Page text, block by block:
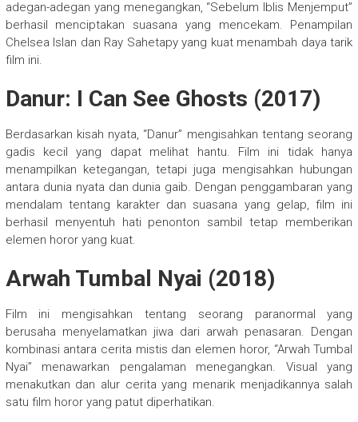
adegan-adegan yang menegangkan, “Sebelum Iblis Menjemput”
berhasil menciptakan suasana yang mencekam. Penampilan
Chelsea Islan dan Ray Sahetapy yang kuat menambah daya tarik
film ini.
Danur: I Can See Ghosts (2017)
Berdasarkan kisah nyata, “Danur” mengisahkan tentang seorang
gadis kecil yang dapat melihat hantu. Film ini tidak hanya
menampilkan ketegangan, tetapi juga mengisahkan hubungan
antara dunia nyata dan dunia gaib. Dengan penggambaran yang
mendalam tentang karakter dan suasana yang gelap, film ini
berhasil menyentuh hati penonton sambil tetap memberikan
elemen horor yang kuat.
Arwah Tumbal Nyai (2018)
Film ini mengisahkan tentang seorang paranormal yang
berusaha menyelamatkan jiwa dari arwah penasaran. Dengan
kombinasi antara cerita mistis dan elemen horor, “Arwah Tumbal
Nyai” menawarkan pengalaman menegangkan. Visual yang
menakutkan dan alur cerita yang menarik menjadikannya salah
satu film horor yang patut diperhatikan.